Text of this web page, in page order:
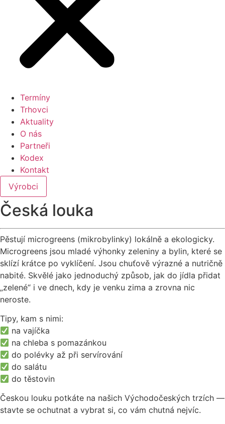
Termíny
Trhovci
Aktuality
O nás
Partneři
Kodex
Kontakt
Výrobci
Česká louka
Pěstují microgreens (mikrobylinky) lokálně a ekologicky.
Microgreens jsou mladé výhonky zeleniny a bylin, které se
sklízí krátce po vyklíčení. Jsou chuťově výrazné a nutričně
nabité. Skvělé jako jednoduchý způsob, jak do jídla přidat
„zelené“ i ve dnech, kdy je venku zima a zrovna nic
neroste.
Tipy, kam s nimi:
na vajíčka
na chleba s pomazánkou
do polévky až při servírování
do salátu
do těstovin
Českou louku potkáte na našich Východočeských trzích —
stavte se ochutnat a vybrat si, co vám chutná nejvíc.